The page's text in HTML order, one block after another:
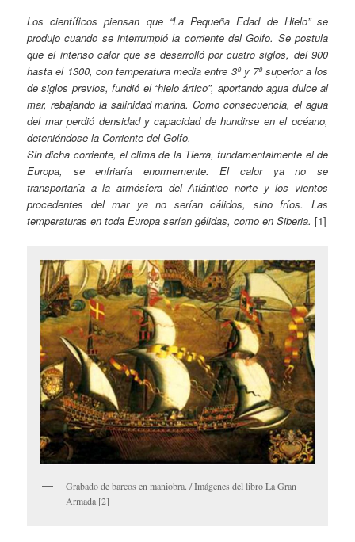
Los científicos piensan que “La Pequeña Edad de Hielo” se
produjo cuando se interrumpió la corriente del Golfo. Se postula
que el intenso calor que se desarrolló por cuatro siglos, del 900
hasta el 1300, con temperatura media entre 3º y 7º superior a los
de siglos previos, fundió el “hielo ártico”, aportando agua dulce al
mar, rebajando la salinidad marina. Como consecuencia, el agua
del mar perdió densidad y capacidad de hundirse en el océano,
deteniéndose la Corriente del Golfo.
Sin dicha corriente, el clima de la Tierra, fundamentalmente el de
Europa, se enfriaría enormemente. El calor ya no se
transportaría a la atmósfera del Atlántico norte y los vientos
procedentes del mar ya no serían cálidos, sino fríos. Las
temperaturas en toda Europa serían gélidas, como en Siberia.[1]
Grabado de barcos en maniobra. / Imágenes del libro La Gran
Armada [2]